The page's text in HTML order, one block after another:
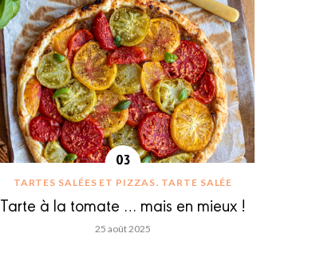
TARTES SALÉES ET PIZZAS TARTE SALÉE
Tarte à la tomate … mais en mieux !
25 août 2025